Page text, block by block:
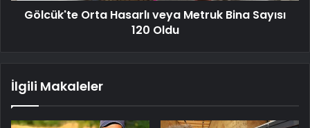
Gölcük'te Orta Hasarlı veya Metruk Bina Sayısı
120 Oldu
İlgili Makaleler